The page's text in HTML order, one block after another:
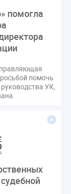
группа
МКД
помогла
помочь
УК,